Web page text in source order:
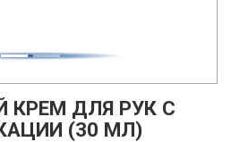
ДЛЯ РУК С
(30 МЛ)